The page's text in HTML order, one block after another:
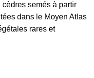
semés à partir
dans le Moyen Atlas
rares et